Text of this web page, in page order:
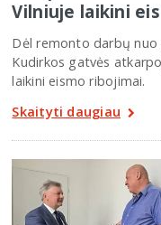
Vilniuje laikini
Dėl remonto darbų nuo
Kudirkos gatvės
laikini eismo ribojimai.
Skaityti daugiau